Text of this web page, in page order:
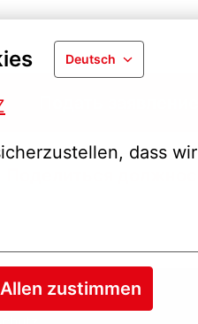
Deutsch
dass
Allen zustimmen